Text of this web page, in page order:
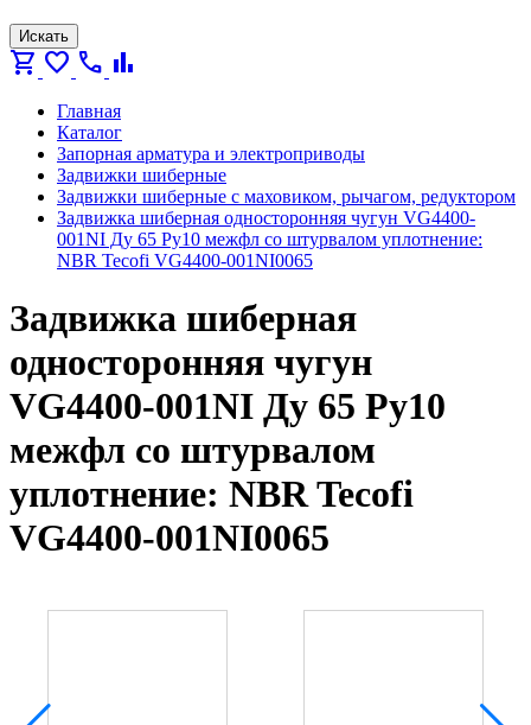
Искать
shopping_cart favorite call bar_chart
Главная
Каталог
Запорная арматура и электроприводы
Задвижки шиберные
Задвижки шиберные с маховиком, рычагом, редуктором
Задвижка шиберная односторонняя чугун VG4400-
001NI Ду 65 Ру10 межфл со штурвалом уплотнение:
NBR Tecofi VG4400-001NI0065
Задвижка шиберная
односторонняя чугун
VG4400-001NI Ду 65 Ру10
межфл со штурвалом
уплотнение: NBR Tecofi
VG4400-001NI0065